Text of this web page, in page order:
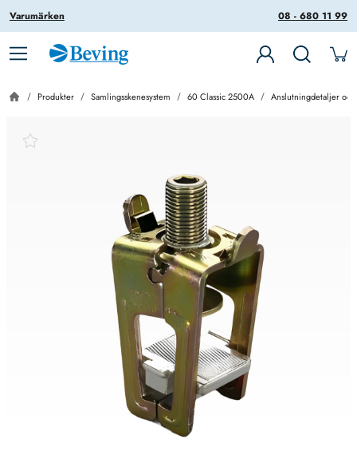
08 - 680 11 99
Varumärken
Produkter Samlingsskenesystem 60 Classic 2500A Anslutningdetaljer